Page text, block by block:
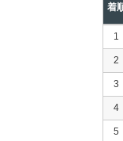
着
1
2
3
4
5